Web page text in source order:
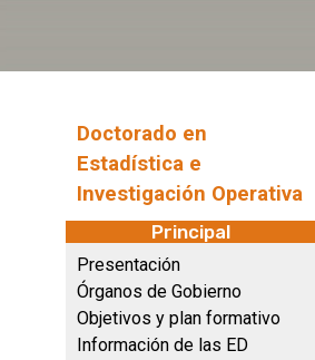
Doctorado en
Estadística e
Investigación Operativa
Principal
Presentación
Órganos de Gobierno
Objetivos y plan formativo
Información de las ED